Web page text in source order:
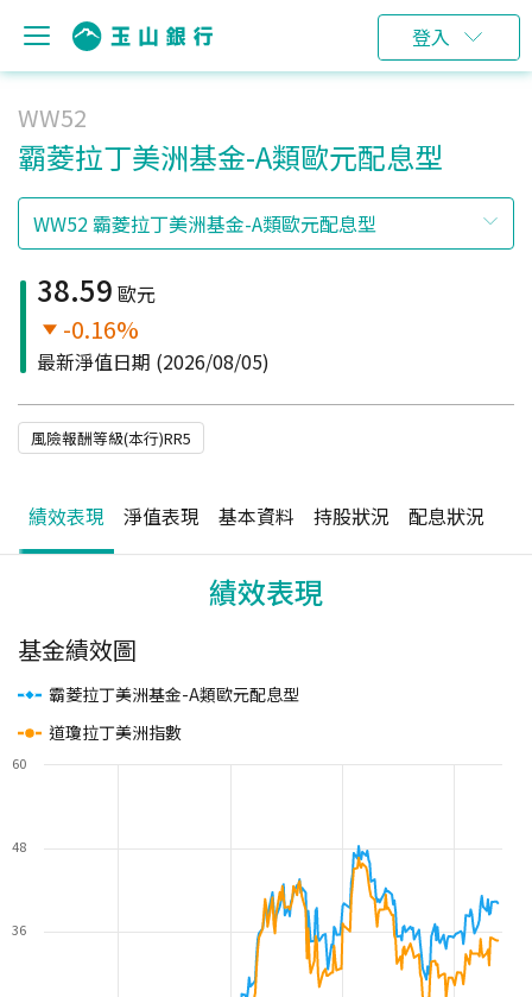
登入
WW52
霸菱拉丁美洲基金-A類歐元配息型
38.59 歐元
-0.16%
最新淨值日期 (2026/08/05)
風險報酬等級(本行)RR5
績效表現 淨值表現 基本資料 持股狀況 配息狀況
績效表現
基金績效圖
霸菱拉丁美洲基金-A類歐元配息型
道瓊拉丁美洲指數
36
48
60